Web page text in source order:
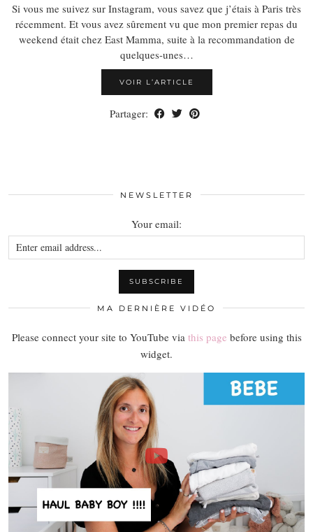
Si vous me suivez sur Instagram, vous savez que j’étais à Paris très
récemment. Et vous avez sûrement vu que mon premier repas du
weekend était chez East Mamma, suite à la recommandation de
quelques-unes…
VOIR L’ARTICLE
Partager:
NEWSLETTER
Your email:
MA DERNIÈRE VIDÉO
Please connect your site to YouTube via this page before using this
widget.